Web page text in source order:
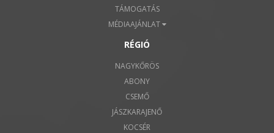
TÁMOGATÁS
MÉDIAAJÁNLAT
RÉGIÓ
NAGYKŐRÖS
ABONY
CSEMŐ
JÁSZKARAJENŐ
KOCSÉR